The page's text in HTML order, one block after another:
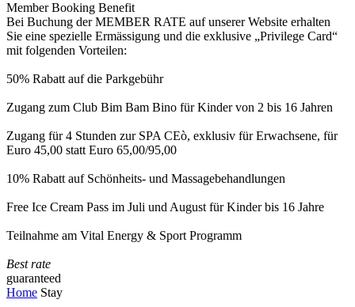
Member Booking Benefit
Bei Buchung der MEMBER RATE auf unserer Website erhalten
Sie eine spezielle Ermässigung und die exklusive „Privilege Card“
mit folgenden Vorteilen:
50% Rabatt auf die Parkgebühr
Zugang zum Club Bim Bam Bino für Kinder von 2 bis 16 Jahren
Zugang für 4 Stunden zur SPA CEò, exklusiv für Erwachsene, für
Euro 45,00 statt Euro 65,00/95,00
10% Rabatt auf Schönheits- und Massagebehandlungen
Free Ice Cream Pass im Juli und August für Kinder bis 16 Jahre
Teilnahme am Vital Energy & Sport Programm
Best rate
guaranteed
Home Stay